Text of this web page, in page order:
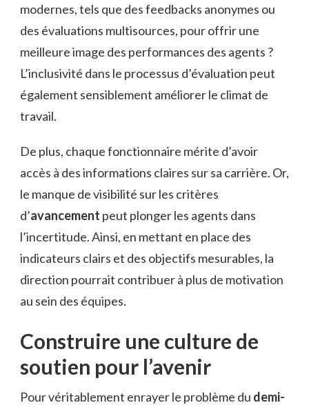
modernes, tels que des feedbacks anonymes ou
des évaluations multisources, pour offrir une
meilleure image des performances des agents ?
L’inclusivité dans le processus d’évaluation peut
également sensiblement améliorer le climat de
travail.
De plus, chaque fonctionnaire mérite d’avoir
accès à des informations claires sur sa carrière. Or,
le manque de visibilité sur les critères
d’avancement peut plonger les agents dans
l’incertitude. Ainsi, en mettant en place des
indicateurs clairs et des objectifs mesurables, la
direction pourrait contribuer à plus de motivation
au sein des équipes.
Construire une culture de
soutien pour l’avenir
Pour véritablement enrayer le problème du demi-